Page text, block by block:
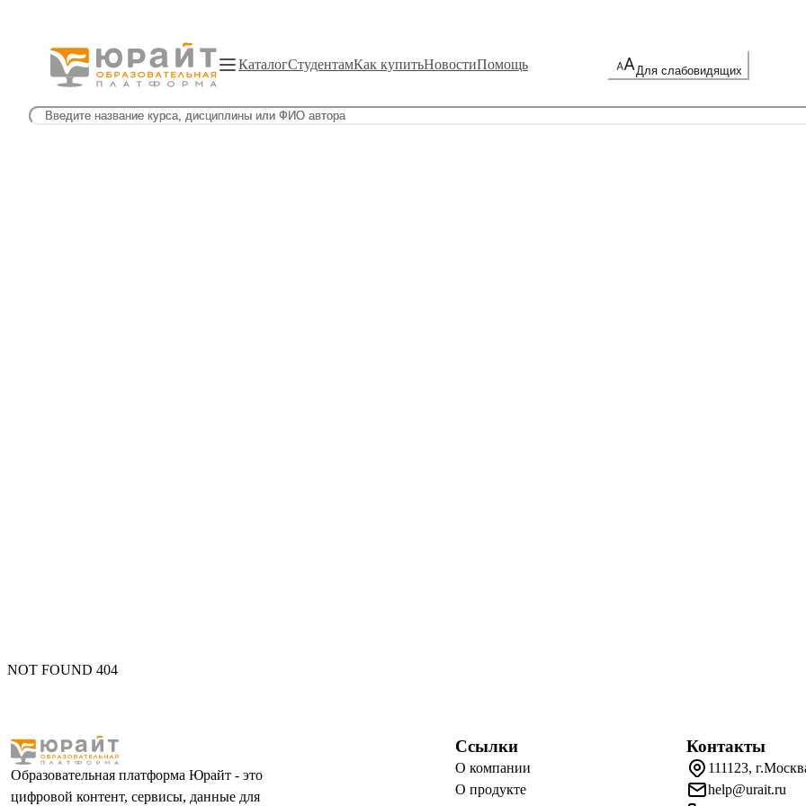
КаталогСтудентамКак купитьНовостиПомощь Для слабовидящих
NOT FOUND 404
Образовательная платформа Юрайт - это
цифровой контент, сервисы, данные для
Ссылки
О компании
О продукте
Контакты
111123,
help@urait.ru